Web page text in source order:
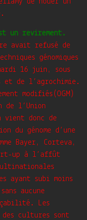
un revirement.
avait refusé de
génomiques
16 juin, sous
et de l’agrochimie.
modifiés(OGM)
de l’Union
vient donc de
du génome d’une
Bayer, Corteva,
up à l’affût
ayant subi moins
aucune
Les
des cultures sont